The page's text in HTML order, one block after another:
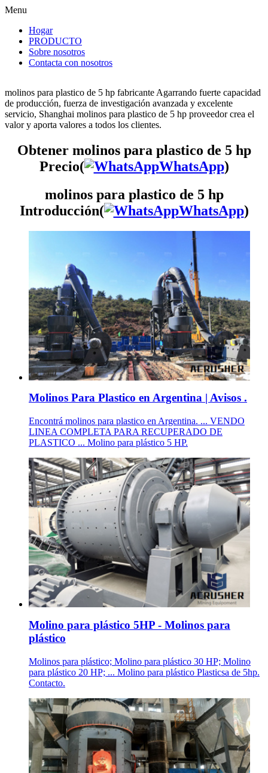
Menu
Hogar
PRODUCTO
Sobre nosotros
Contacta con nosotros
molinos para plastico de 5 hp fabricante Agarrando fuerte capacidad
de producción, fuerza de investigación avanzada y excelente
servicio, Shanghai molinos para plastico de 5 hp proveedor crea el
valor y aporta valores a todos los clientes.
Obtener molinos para plastico de 5 hp
Precio(
WhatsApp)
molinos para plastico de 5 hp
Introducción(
WhatsApp)
Molinos Para Plastico en Argentina | Avisos .
Encontrá molinos para plastico en Argentina. ... VENDO
LINEA COMPLETA PARA RECUPERADO DE
PLASTICO ... Molino para plástico 5 HP.
Molino para plástico 5HP - Molinos para
plástico
Molinos para plástico; Molino para plástico 30 HP; Molino
para plástico 20 HP; ... Molino para plástico Plasticsa de 5hp.
Contacto.